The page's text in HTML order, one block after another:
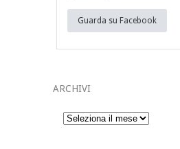
Guarda su Facebook
ARCHIVI
Archivi